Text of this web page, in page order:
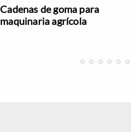
Cadenas de goma para
maquinaria agrícola